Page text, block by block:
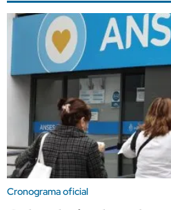
Cronograma oficial